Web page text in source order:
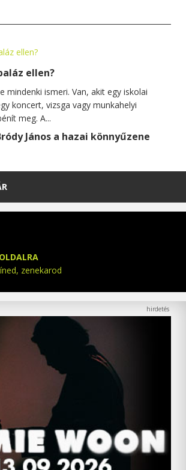
ellen?
mindenki ismeri. Van, akit egy iskolai
koncert, vizsga vagy munkahelyi
meg. A...
János a hazai könnyűzene
zenekarod